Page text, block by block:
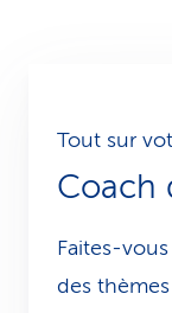
Tout sur
Coach
Faites-
des